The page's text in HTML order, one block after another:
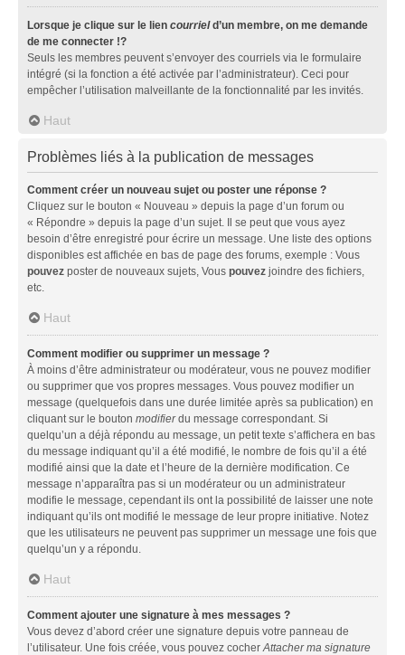
Lorsque je clique sur le lien courrield’un membre, on me demande
de me connecter !?
Seuls les membres peuvent s’envoyer des courriels via le formulaire
intégré (si la fonction a été activée par l’administrateur). Ceci pour
empêcher l’utilisation malveillante de la fonctionnalité par les invités.
Haut
Problèmes liés à la publication de messages
Comment créer un nouveau sujet ou poster une réponse ?
Cliquez sur le bouton « Nouveau » depuis la page d’un forum ou
« Répondre » depuis la page d’un sujet. Il se peut que vous ayez
besoin d’être enregistré pour écrire un message. Une liste des options
disponibles est affichée en bas de page des forums, exemple : Vous
pouvez poster de nouveaux sujets, Vous pouvez joindre des fichiers,
etc.
Haut
Comment modifier ou supprimer un message ?
À moins d’être administrateur ou modérateur, vous ne pouvez modifier
ou supprimer que vos propres messages. Vous pouvez modifier un
message (quelquefois dans une durée limitée après sa publication) en
cliquant sur le bouton modifierdu message correspondant. Si
quelqu’un a déjà répondu au message, un petit texte s’affichera en bas
du message indiquant qu’il a été modifié, le nombre de fois qu’il a été
modifié ainsi que la date et l’heure de la dernière modification. Ce
message n’apparaîtra pas si un modérateur ou un administrateur
modifie le message, cependant ils ont la possibilité de laisser une note
indiquant qu’ils ont modifié le message de leur propre initiative. Notez
que les utilisateurs ne peuvent pas supprimer un message une fois que
quelqu’un y a répondu.
Haut
Comment ajouter une signature à mes messages ?
Vous devez d’abord créer une signature depuis votre panneau de
l’utilisateur. Une fois créée, vous pouvez cocherAttacher ma signature